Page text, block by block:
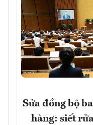
Sửa đồng bộ
hàng: siết